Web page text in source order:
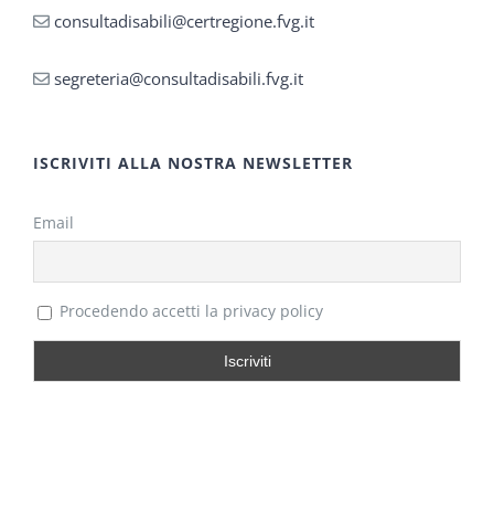
consultadisabili@certregione.fvg.it
segreteria@consultadisabili.fvg.it
ISCRIVITI ALLA NOSTRA NEWSLETTER
Email
Procedendo accetti la privacy policy